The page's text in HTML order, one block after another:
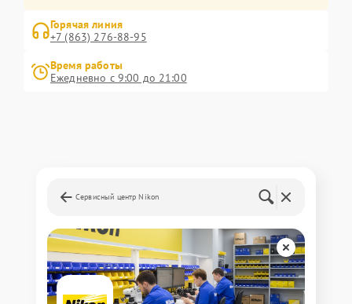
Горячая линия
+7 (863) 276-88-95
Время работы
Ежедневно с 9:00 до 21:00
Сервисный центр Nikon